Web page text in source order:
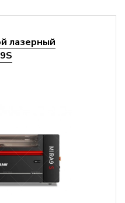
лазерный